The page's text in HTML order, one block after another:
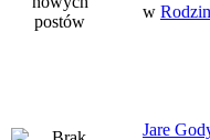
w
Jare